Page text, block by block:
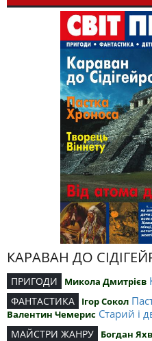
КАРАВАН ДО
ПРИГОДИ Микола Дмитрієв
ФАНТАСТИКА Ігор Сокол
Валентин Чемерис Старий і
МАЙСТРИ ЖАНРУ Богдан